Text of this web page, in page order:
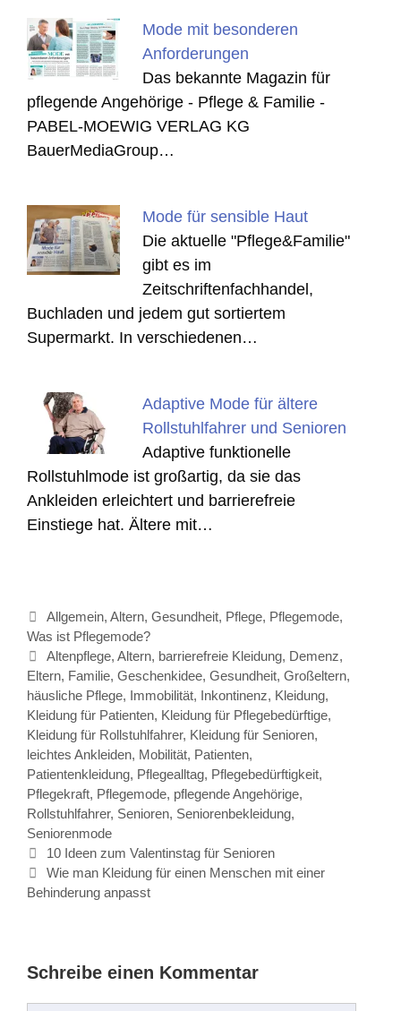
Mode mit besonderen
Anforderungen
Das bekannte Magazin für
pflegende Angehörige - Pflege & Familie -
PABEL-MOEWIG VERLAG KG
BauerMediaGroup…
Mode für sensible Haut
Die aktuelle "Pflege&Familie"
gibt es im
Zeitschriftenfachhandel,
Buchladen und jedem gut sortiertem
Supermarkt. In verschiedenen…
Adaptive Mode für ältere
Rollstuhlfahrer und Senioren
Adaptive funktionelle
Rollstuhlmode ist großartig, da sie das
Ankleiden erleichtert und barrierefreie
Einstiege hat. Ältere mit…
Kategorien
Allgemein,Altern,Gesundheit, Pflege, Pflegemode,
Was ist Pflegemode?
Schlagwörter
Altenpflege,Altern, barrierefreie Kleidung, Demenz,
Eltern, Familie, Geschenkidee, Gesundheit, Großeltern,
häusliche Pflege, Immobilität, Inkontinenz, Kleidung,
Kleidung für Patienten, Kleidung für Pflegebedürftige,
Kleidung für Rollstuhlfahrer, Kleidung für Senioren,
leichtes Ankleiden, Mobilität, Patienten,
Patientenkleidung, Pflegealltag, Pflegebedürftigkeit,
Pflegekraft, Pflegemode, pflegende Angehörige,
Rollstuhlfahrer, Senioren, Seniorenbekleidung,
Seniorenmode
Beitrags-
Navigation
10 Ideen zum Valentinstag für Senioren
Wie man Kleidung für einen Menschen mit einer
Behinderung anpasst
Schreibe einen Kommentar